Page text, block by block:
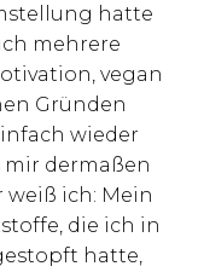
hatte
mehrere
vegan
Gründen
wieder
mir dermaßen
ich: Mein
die ich in
hatte,